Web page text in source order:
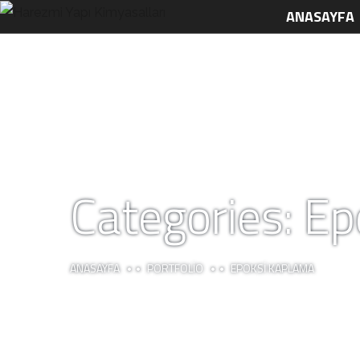
ANASAYFA
Categories:
ANASAYFA PORTFOLIO EPOKSI KAPLAMA